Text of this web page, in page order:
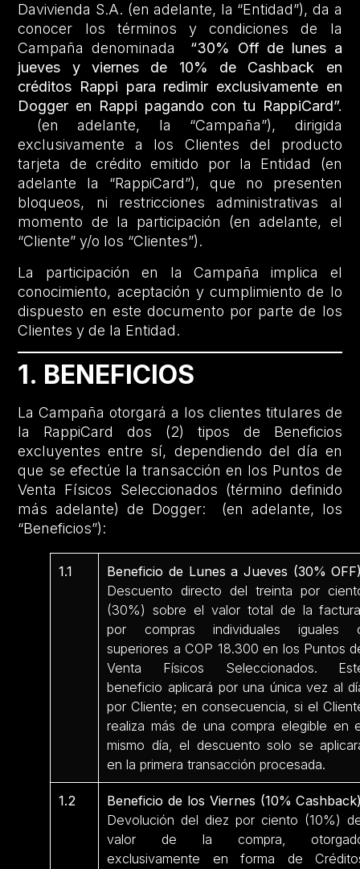
Davivienda S.A. (en adelante, la “Entidad”), da a
conocer los términos y condiciones de la
Campaña denominada “30% Off de lunes a
jueves y viernes de 10% de Cashback en
créditos Rappi para redimir exclusivamente en
Dogger en Rappi pagando con tu RappiCard”.
(en adelante, la “Campaña”), dirigida
exclusivamente a los Clientes del producto
tarjeta de crédito emitido por la Entidad (en
adelante la “RappiCard”), que no presenten
bloqueos, ni restricciones administrativas al
momento de la participación (en adelante, el
“Cliente” y/o los “Clientes”).
La participación en la Campaña implica el
conocimiento, aceptación y cumplimiento de lo
dispuesto en este documento por parte de los
Clientes y de la Entidad.
1. BENEFICIOS
La Campaña otorgará a los clientes titulares de
la RappiCard dos (2) tipos de Beneficios
excluyentes entre sí, dependiendo del día en
que se efectúe la transacción en los Puntos de
Venta Físicos Seleccionados (término definido
más adelante) de Dogger: (en adelante, los
“Beneficios”):
1.1
Beneficio de Lunes a Jueves (30%
Descuento directo del treinta por
(30%) sobre el valor total de la
por compras individuales iguales
superiores a COP 18.300 en los Puntos
Venta Físicos Seleccionados.
beneficio aplicará por una única vez al
por Cliente; en consecuencia, si el
realiza más de una compra elegible en
mismo día, el descuento solo se
en la primera transacción procesada.
1.2
Beneficio de los Viernes (10%
Devolución del diez por ciento (10%)
valor de la compra,
exclusivamente en forma de